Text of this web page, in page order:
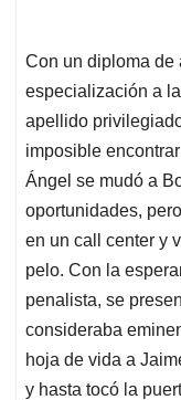
Con un diploma de
especialización a
apellido
imposible
Ángel se mudó a
oportunidades,
en un call center y
pelo. Con la
penalista, se
consideraba
hoja de vida a
y hasta tocó la